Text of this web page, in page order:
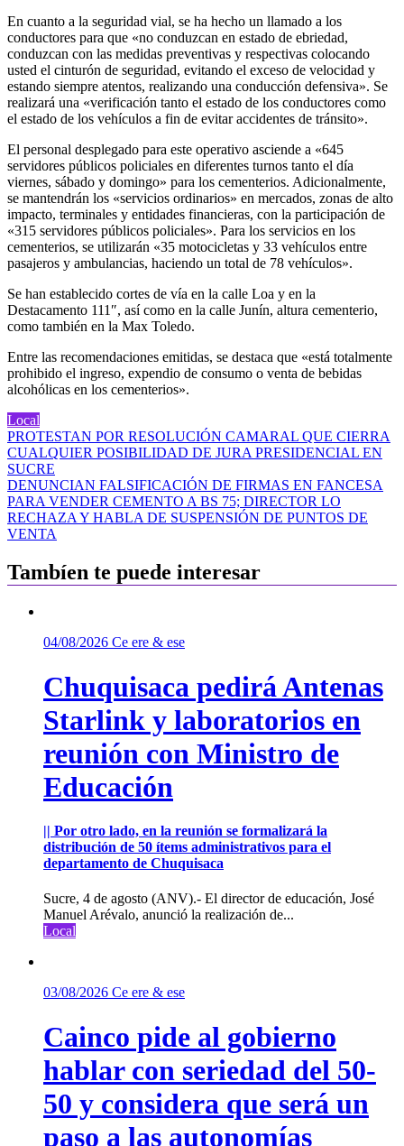
En cuanto a la seguridad vial, se ha hecho un llamado a los
conductores para que «no conduzcan en estado de ebriedad,
conduzcan con las medidas preventivas y respectivas colocando
usted el cinturón de seguridad, evitando el exceso de velocidad y
estando siempre atentos, realizando una conducción defensiva». Se
realizará una «verificación tanto el estado de los conductores como
el estado de los vehículos a fin de evitar accidentes de tránsito».
El personal desplegado para este operativo asciende a «645
servidores públicos policiales en diferentes turnos tanto el día
viernes, sábado y domingo» para los cementerios. Adicionalmente,
se mantendrán los «servicios ordinarios» en mercados, zonas de alto
impacto, terminales y entidades financieras, con la participación de
«315 servidores públicos policiales». Para los servicios en los
cementerios, se utilizarán «35 motocicletas y 33 vehículos entre
pasajeros y ambulancias, haciendo un total de 78 vehículos».
Se han establecido cortes de vía en la calle Loa y en la
Destacamento 111″, así como en la calle Junín, altura cementerio,
como también en la Max Toledo.
Entre las recomendaciones emitidas, se destaca que «está totalmente
prohibido el ingreso, expendio de consumo o venta de bebidas
alcohólicas en los cementerios».
Local
Navegación
de
entradas
PROTESTAN POR RESOLUCIÓN CAMARAL QUE CIERRA
CUALQUIER POSIBILIDAD DE JURA PRESIDENCIAL EN
SUCRE
DENUNCIAN FALSIFICACIÓN DE FIRMAS EN FANCESA
PARA VENDER CEMENTO A BS 75; DIRECTOR LO
RECHAZA Y HABLA DE SUSPENSIÓN DE PUNTOS DE
VENTA
Tambíen te puede interesar
04/08/2026 Ce ere & ese
Chuquisaca pedirá Antenas
Starlink y laboratorios en
reunión con Ministro de
Educación
|| Por otro lado, en la reunión se formalizará la
distribución de 50 ítems administrativos para el
departamento de Chuquisaca
Sucre, 4 de agosto (ANV).- El director de educación, José
Manuel Arévalo, anunció la realización de...
Local
03/08/2026 Ce ere & ese
Cainco pide al gobierno
hablar con seriedad del 50-
50 y considera que será un
paso a las autonomías